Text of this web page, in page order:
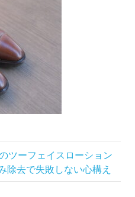
ツーフェイスローション
除去で失敗しない心構え